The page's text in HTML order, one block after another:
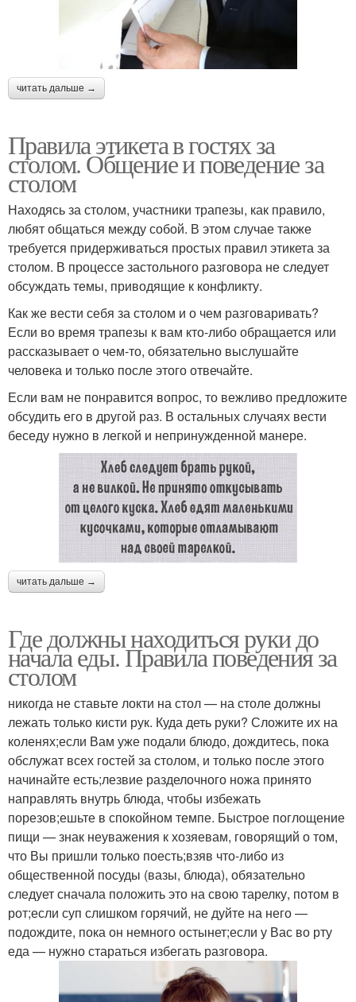
читать дальше →
Правила этикета в гостях за
столом. Общение и поведение за
столом
Находясь за столом, участники трапезы, как правило,
любят общаться между собой. В этом случае также
требуется придерживаться простых правил этикета за
столом. В процессе застольного разговора не следует
обсуждать темы, приводящие к конфликту.
Как же вести себя за столом и о чем разговаривать?
Если во время трапезы к вам кто-либо обращается или
рассказывает о чем-то, обязательно выслушайте
человека и только после этого отвечайте.
Если вам не понравится вопрос, то вежливо предложите
обсудить его в другой раз. В остальных случаях вести
беседу нужно в легкой и непринужденной манере.
читать дальше →
Где должны находиться руки до
начала еды. Правила поведения за
столом
никогда не ставьте локти на стол — на столе должны
лежать только кисти рук. Куда деть руки? Сложите их на
коленях;если Вам уже подали блюдо, дождитесь, пока
обслужат всех гостей за столом, и только после этого
начинайте есть;лезвие разделочного ножа принято
направлять внутрь блюда, чтобы избежать
порезов;ешьте в спокойном темпе. Быстрое поглощение
пищи — знак неуважения к хозяевам, говорящий о том,
что Вы пришли только поесть;взяв что-либо из
общественной посуды (вазы, блюда), обязательно
следует сначала положить это на свою тарелку, потом в
рот;если суп слишком горячий, не дуйте на него —
подождите, пока он немного остынет;если у Вас во рту
еда — нужно стараться избегать разговора.